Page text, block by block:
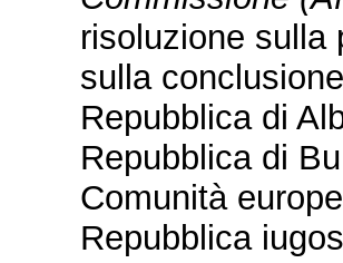
risoluzione sulla
sulla
Repubblica di
Repubblica di
Comunità
Repubblica